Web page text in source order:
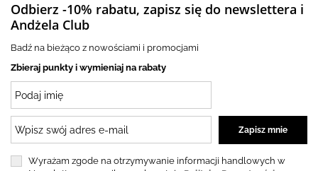
Odbierz -10% rabatu, zapisz się do newslettera i
Andżela Club
Badź na bieżąco z nowościami i promocjami
Zbieraj punkty i wymieniaj na rabaty
Wyrażam zgode na otrzymywanie informacji handlowych w